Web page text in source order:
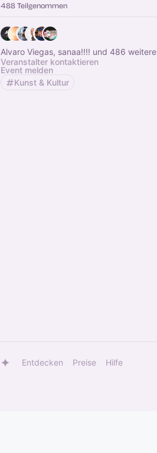
488 Teilgenommen
Alvaro Viegas, sanaa!!!! und 486 weitere
Veranstalter kontaktieren
Event melden
Kunst & Kultur
Entdecken Preise Hilfe